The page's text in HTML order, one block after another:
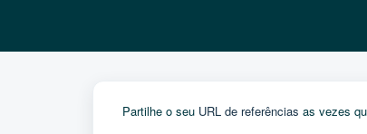
Partilhe o seu URL de referências as vezes